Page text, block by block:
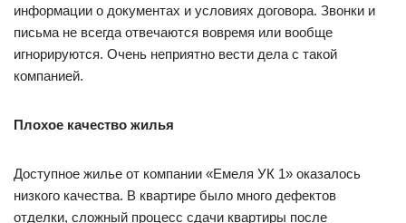
информации о документах и условиях договора. Звонки и
письма не всегда отвечаются вовремя или вообще
игнорируются. Очень неприятно вести дела с такой
компанией.
Плохое качество жилья
Доступное жилье от компании «Емеля УК 1» оказалось
низкого качества. В квартире было много дефектов
отделки, сложный процесс сдачи квартиры после